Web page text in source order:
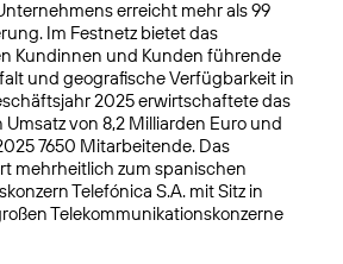
erreicht mehr als 99
Im Festnetz bietet das
Kundinnen und Kunden führende
und geografische Verfügbarkeit in
2025 erwirtschaftete das
von 8,2 Milliarden Euro und
7650 Mitarbeitende. Das
mehrheitlich zum spanischen
Telefónica S.A. mit Sitz in
Telekommunikationskonzerne